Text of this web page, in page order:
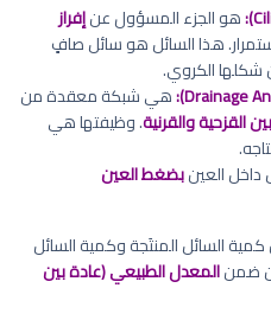
هو الجزء المسؤول عنإفراز
هذا السائل هو سائل صافٍ
شكلها الكروي.
هي شبكة معقدة من
القزحية والقرنية. وظيفتها هي
العينبضغط العين
كمية السائل المنتَجة وكمية السائل
ضمنالمعدل الطبيعي (عادة بين